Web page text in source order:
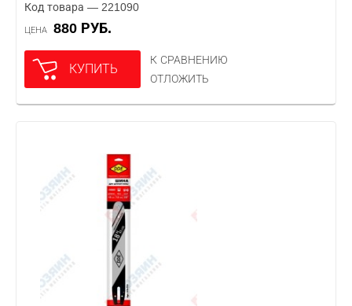
Код товара — 221090
ЦЕНА 880 РУБ.
КУПИТЬ
К СРАВНЕНИЮ
ОТЛОЖИТЬ